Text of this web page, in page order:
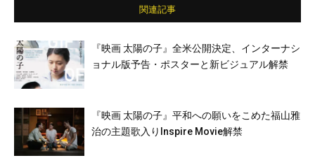
関連記事
『映画 太陽の子』全米公開決定、インターナシ
ョナル版予告・ポスターと新ビジュアル解禁
『映画 太陽の子』平和への願いをこめた福山雅
治の主題歌入りInspire Movie解禁